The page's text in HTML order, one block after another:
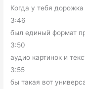
Когда у тебя
3:46
был единый формат
3:50
аудио картинок и
3:55
бы такая вот